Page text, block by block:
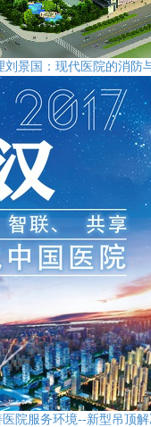
景国：现代医院的消防
院服务环境--新型吊顶